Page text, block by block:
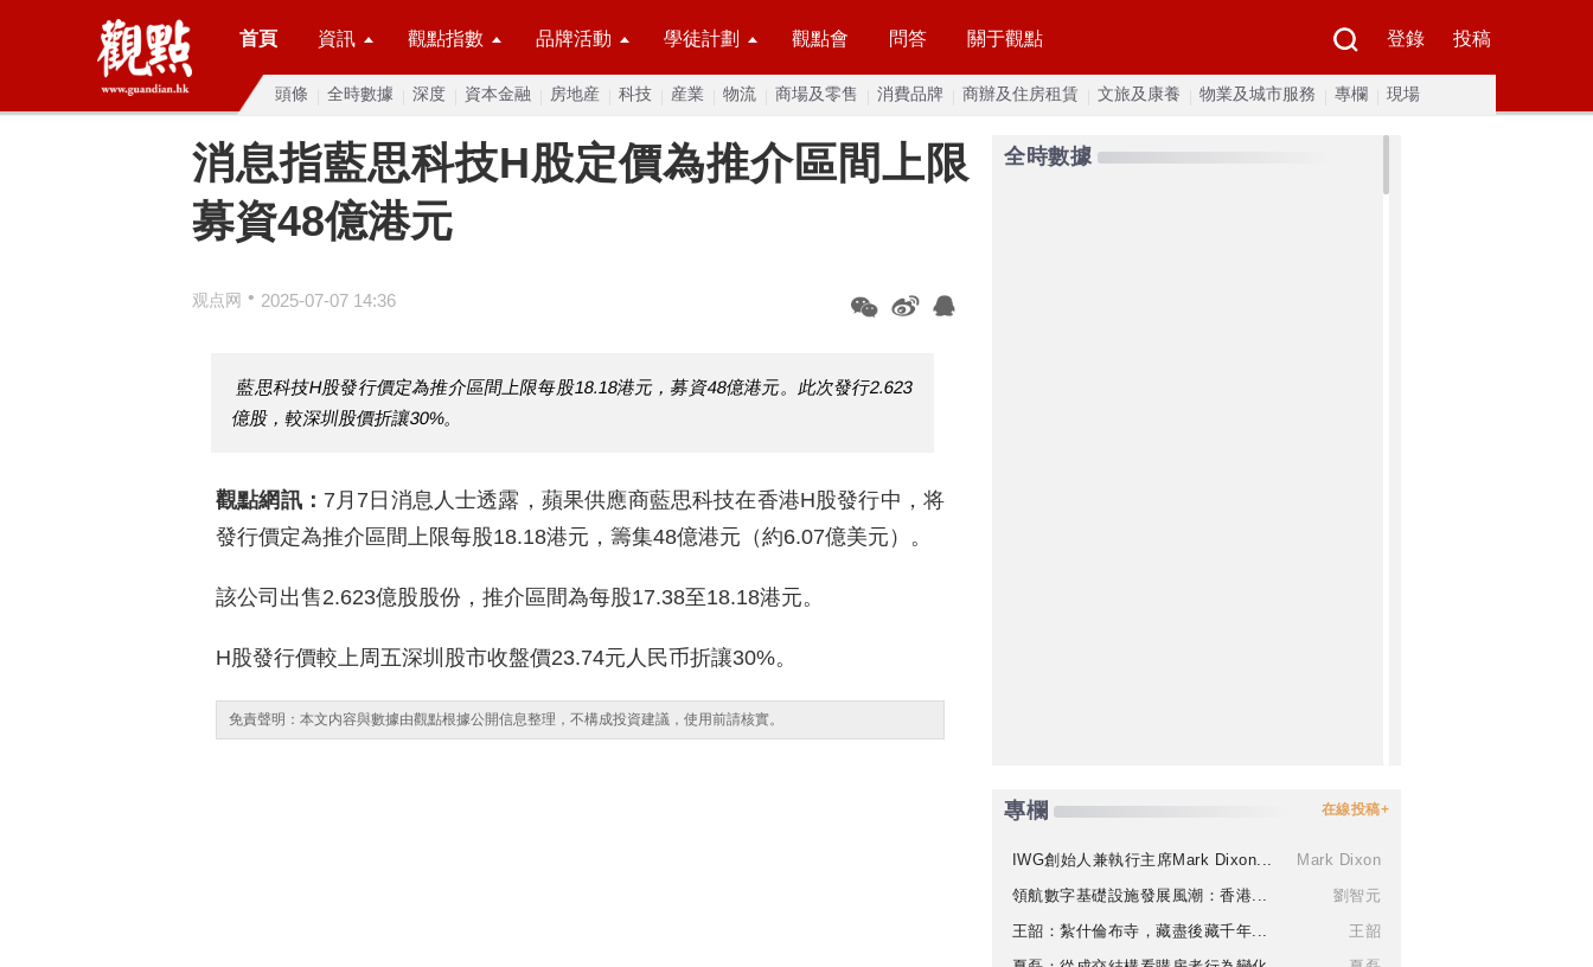
首頁 資訊 觀點指數 品牌活動 學徒計劃 觀點會 問答 關于觀點 登錄 投稿
頭條 全時數據 深度 資本金融 房地産 科技 産業 物流 商場及零售 消費品牌 商辦及住房租賃 文旅及康養 物業及城市服務 專欄 現場
消息指藍思科技H股定價為推介區間上限
募資48億港元
观点网 • 2025-07-07 14:36
藍思科技H股發行價定為推介區間上限每股18.18港元，募資48億港元。此次發行2.623
億股，較深圳股價折讓30%。
觀點網訊： 7月7日消息人士透露，蘋果供應商藍思科技在香港H股發行中，将
發行價定為推介區間上限每股18.18港元，籌集48億港元（約6.07億美元）。
該公司出售2.623億股股份，推介區間為每股17.38至18.18港元。
H股發行價較上周五深圳股市收盤價23.74元人民币折讓30%。
免責聲明：本文内容與數據由觀點根據公開信息整理，不構成投資建議，使用前請核實。
全時數據
專欄 在線投稿+
IWG創始人兼執行主席Mark Dixon...
Mark Dixon
領航數字基礎設施發展風潮：香港...
劉智元
王韶：紮什倫布寺，藏盡後藏千年...
王韶